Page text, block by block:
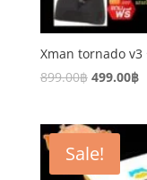
Xman tornado
899.00฿ 499.00฿
Sale!